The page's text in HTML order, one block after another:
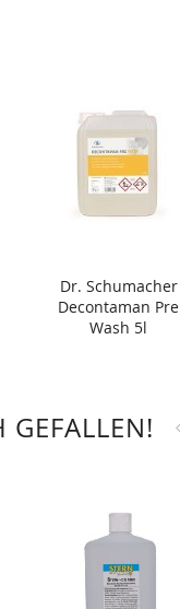
Dr. Schumacher
Decontaman Pre
Wash 5l